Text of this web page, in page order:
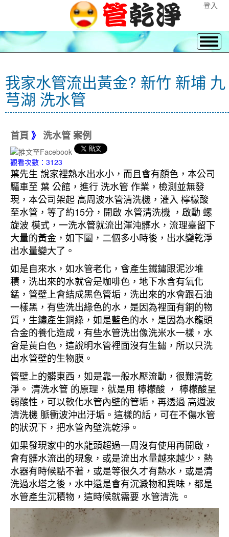
登入
我家水管流出黃金? 新竹 新埔 九
芎湖 洗水管
首頁 》 洗水管 案例
觀看次數：3123
葉先生 說家裡熱水出水小，而且會有顏色，本公司
驅車至 葉 公館，進行 洗水管 作業，檢測並無發
現，本公司架起 高周波水管清洗機，灌入 檸檬酸
至水管，等了約15分，開啟 水管清洗機 ，啟動 螺
旋波 模式，一洗水管就流出渾沌髒水，流理臺留下
大量的黃金，如下圖，二個多小時後，出水變乾淨
出水量變大了。
如是自來水，如水管老化，會產生鐵鏽跟泥沙堆
積，洗出來的水就會是咖啡色，地下水含有氧化
錳，管壁上會結成黑色管垢，洗出來的水會跟石油
一樣黑，有些洗出綠色的水，是因為裡面有銅的物
質，生鏽產生銅綠，如是藍色的水，是因為水龍頭
合金的養化造成，有些水管洗出像洗米水一樣，水
會是黃白色，這說明水管裡面沒有生鏽，所以只洗
出水管壁的生物膜。
管壁上的髒東西，如是靠一般水壓流動，很難清乾
淨。 清洗水管 的原理，就是用 檸檬酸 ， 檸檬酸呈
弱酸性，可以軟化水管內壁的管垢，再透過 高週波
清洗機 脈衝波沖出汙垢。這樣的話，可在不傷水管
的狀況下，把水管內壁洗乾淨。
如果發現家中的水龍頭超過一周沒有使用再開啟，
會有髒水流出的現象，或是流出水量越來越少，熱
水器有時候點不著，或是等很久才有熱水，或是清
洗過水塔之後，水中還是會有沉澱物和異味，都是
水管產生沉積物，這時候就需要 水管清洗 。